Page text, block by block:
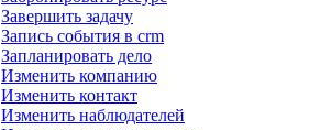
Завершить задачу
Запись события в crm
Запланировать дело
Изменить компанию
Изменить контакт
Изменить наблюдателей